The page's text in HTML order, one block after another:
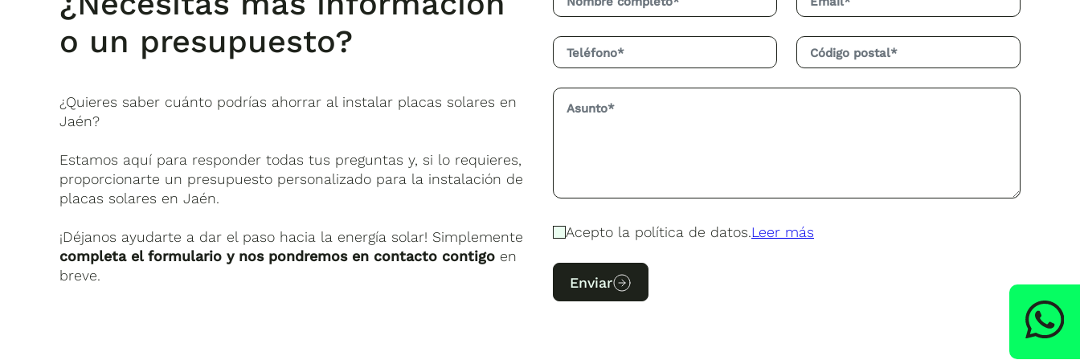
o un presupuesto?
¿Quieres saber cuánto podrías ahorrar al instalar placas solares en
Jaén?
Estamos aquí para responder todas tus preguntas y, si lo requieres,
proporcionarte un presupuesto personalizado para la instalación de
placas solares en Jaén.
¡Déjanos ayudarte a dar el paso hacia la energía solar! Simplemente
completa el formulario y nos pondremos en contacto contigo en
breve.
Acepto la política de datos.Leer más
Enviar